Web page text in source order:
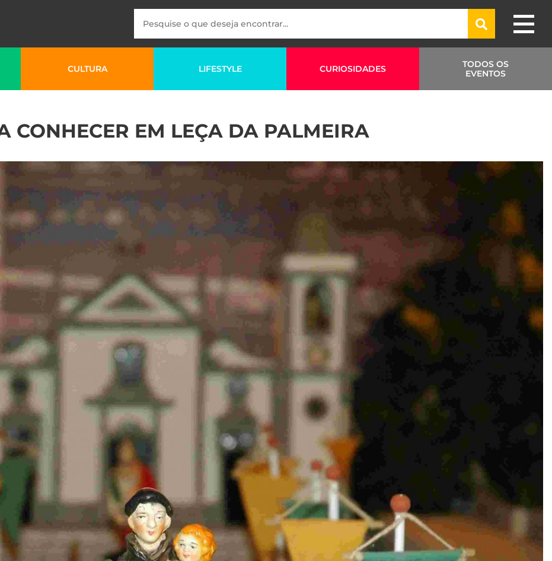
CULTURA LIFESTYLE CURIOSIDADES
TODOS OS
EVENTOS
CONHECER EM LEÇA DA PALMEIRA